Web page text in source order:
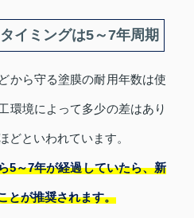
イミングは5～7年周期
から守る塗膜の耐用年数は使
環境によって多少の差はあり
どといわれています。
5～7年が経過していたら、新
とが推奨されます。